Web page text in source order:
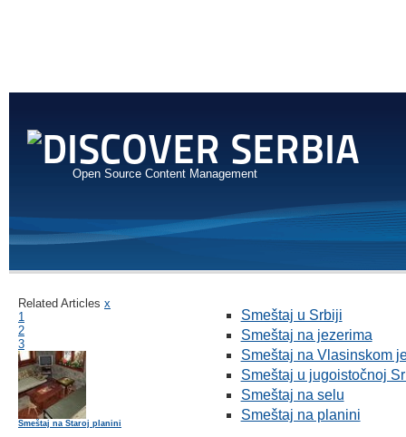
Open Source Content Management
Related Articles x
1
2
3
Smeštaj na Staroj planini
Smeštaj u Srbiji
Smeštaj na jezerima
Smeštaj na Vlasinskom
Smeštaj u jugoistočnoj
Smeštaj na selu
Smeštaj na planini